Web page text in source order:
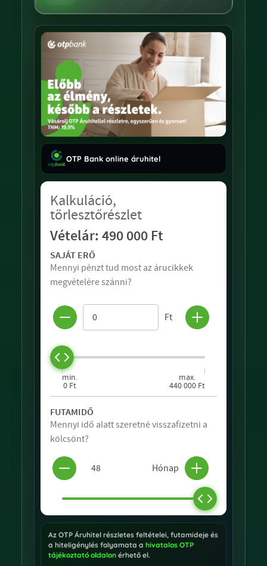
OTP Bank online áruhitel
Az OTP Áruhitel részletes feltételei, futamideje és
a hiteligénylés folyamata a hivatalos OTP
tájékoztató oldalonérhető el.